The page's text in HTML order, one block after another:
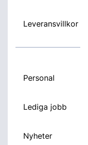
Leveransvillkor
Personal
Lediga jobb
Nyheter